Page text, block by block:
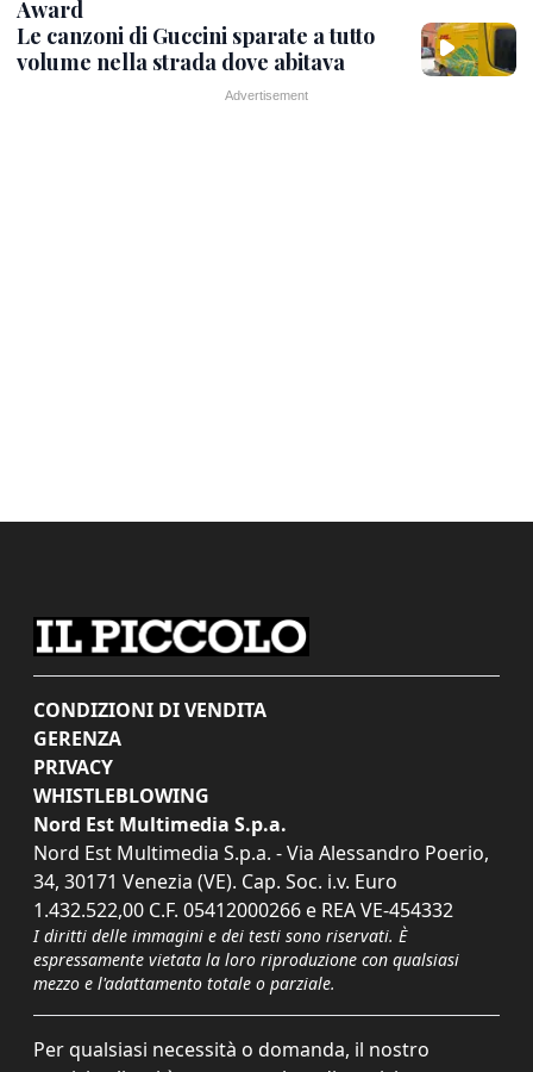
Award
Le canzoni di Guccini sparate a tutto
volume nella strada dove abitava
CONDIZIONI DI VENDITA
GERENZA
PRIVACY
WHISTLEBLOWING
Nord Est Multimedia S.p.a.
Nord Est Multimedia S.p.a. - Via Alessandro Poerio,
34, 30171 Venezia (VE). Cap. Soc. i.v. Euro
1.432.522,00 C.F. 05412000266 e REA VE-454332
I diritti delle immagini e dei testi sono riservati. È
espressamente vietata la loro riproduzione con qualsiasi
mezzo e l'adattamento totale o parziale.
Per qualsiasi necessità o domanda, il nostro